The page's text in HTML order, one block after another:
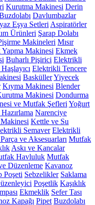
Kurutma Makinesi Derin
Davlumbazlar
Eşya Setleri Aspiratörler
Ürünleri Şarap Dolabı
Makineleri Mısır
Makinesi Ekmek
Buharlı Pişirici Elektrikli
Elektrikli Tencere
BasküllerYiyecek
Kıyma Makinesi Blender
Makinesi Dondurma
ve Mutfak Şefleri Yoğurt
Narenciye
Kettle ve Su
Semaver Elektrikli
ve Aksesuarları Mutfak
Askı ve Kancalar
Havluluk Mutfak
Düzenleme Kavanoz
Poşeti Sebzelikler Saklama
Poşetlik Kaşıklık
Ekmeklik Sefer Tası
Kapağı Pipet Buzdolabı